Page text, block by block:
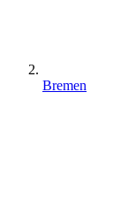
Bremen